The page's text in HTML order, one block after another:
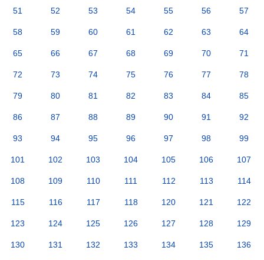
51 52 53 54 55 56 57
58 59 60 61 62 63 64
65 66 67 68 69 70 71
72 73 74 75 76 77 78
79 80 81 82 83 84 85
86 87 88 89 90 91 92
93 94 95 96 97 98 99
101 102 103 104 105 106 107
108 109 110 111 112 113 114
115 116 117 118 120 121 122
123 124 125 126 127 128 129
130 131 132 133 134 135 136